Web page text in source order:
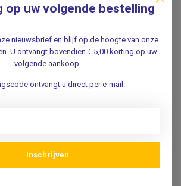
op uw volgende bestelling
nieuwsbrief en blijf op de hoogte van onze
U ontvangt bovendien € 5,00 korting op uw
volgende aankoop.
ontvangt u direct per e-mail.
Inschrijven